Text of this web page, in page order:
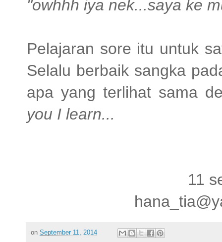
"owhhh iya nek...saya ke
Pelajaran sore itu untuk
Selalu berbaik sangka
apa yang terlihat sama
you I learn...
11
on September 11, 2014